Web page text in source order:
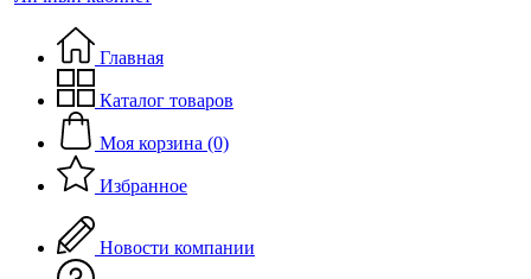
Главная
Каталог товаров
Моя корзина (0)
Избранное
Новости компании